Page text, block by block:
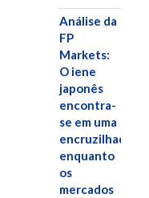
Análise da
FP
Markets:
O iene
japonês
encontra-
se em uma
encruzilhada
enquanto
os
mercados